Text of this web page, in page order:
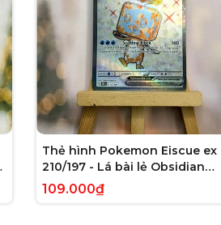
Thẻ hình Pokemon Eiscue ex
210/197 - Lá bài lẻ Obsidian
Flames Full Art Secret Rare
tiếng Anh chính hãng
109.000₫